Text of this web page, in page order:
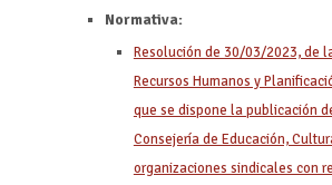
Normativa:
Resolución de 30/03/2023, de
Recursos Humanos y
que se dispone la publicación
Consejería de Educación,
organizaciones sindicales con